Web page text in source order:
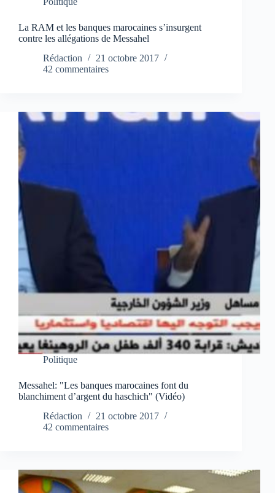
La RAM et les banques marocaines s’insurgent
contre les allégations de Messahel
Rédaction
21 octobre 2017
42 commentaires
Politique
Messahel: "Les banques marocaines font du
blanchiment d’argent du haschich" (Vidéo)
Rédaction
21 octobre 2017
42 commentaires